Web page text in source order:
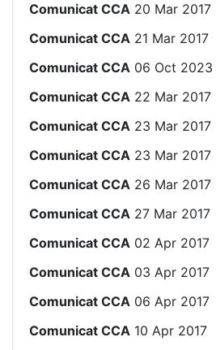
Comunicat CCA 20 Mar 2017
Comunicat CCA 21 Mar 2017
Comunicat CCA 06 Oct 2023
Comunicat CCA 22 Mar 2017
Comunicat CCA 23 Mar 2017
Comunicat CCA 23 Mar 2017
Comunicat CCA 26 Mar 2017
Comunicat CCA 27 Mar 2017
Comunicat CCA 02 Apr 2017
Comunicat CCA 03 Apr 2017
Comunicat CCA 06 Apr 2017
Comunicat CCA 10 Apr 2017